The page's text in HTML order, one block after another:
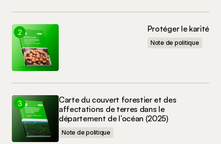
Commenter
Protéger le karité
Note de politique
Carte du couvert forestier et des
affectations de terres dans le
département de l’océan (2025)
Note de politique